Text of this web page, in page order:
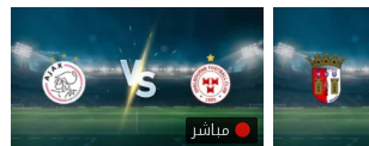
مباشر